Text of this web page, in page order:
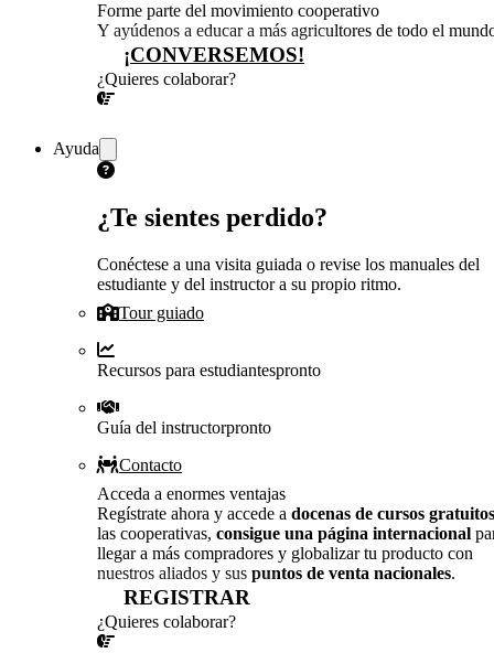
Forme parte del movimiento cooperativo
Y ayúdenos a educar a más agricultores de todo el
¡CONVERSEMOS!
¿Quieres colaborar?
Ayuda
¿Te sientes perdido?
Conéctese a una visita guiada o revise los manuales del
estudiante y del instructor a su propio ritmo.
Tour guiado
Recursos para estudiantespronto
Guía del instructorpronto
Contacto
Acceda a enormes ventajas
Regístrate ahora y accede a docenas de cursos gratuitos
las cooperativas, consigue una página internacional
llegar a más compradores y globalizar tu producto con
nuestros aliados y sus puntos de venta nacionales.
REGISTRAR
¿Quieres colaborar?